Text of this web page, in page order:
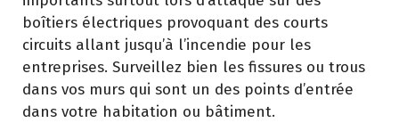
boîtiers électriques provoquant des courts
circuits allant jusqu’à l’incendie pour les
entreprises. Surveillez bien les fissures ou trous
dans vos murs qui sont un des points d’entrée
dans votre habitation ou bâtiment.